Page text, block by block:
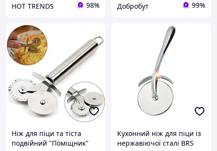
HOT TRENDS 98% Добробут 99%
Ніж для піци та тіста
подвійний "Поміщник"
Кухонний ніж для піци із
нержавіючої сталі BRS